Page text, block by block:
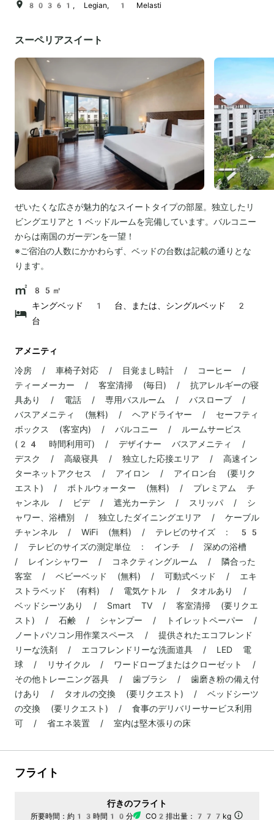
80361, Legian, 1 Melasti
スーペリアスイート
ぜいたくな広さが魅力的なスイートタイプの部屋。独立したリ
ビングエリアと1ベッドルームを完備しています。バルコニー
からは南国のガーデンを一望！
※ご宿泊の人数にかかわらず、ベッドの台数は記載の通りとな
ります。
85㎡
キングベッド 1 台、または、シングルベッド 2
台
アメニティ
冷房 / 車椅子対応 / 目覚まし時計 / コーヒー /
ティーメーカー / 客室清掃 (毎日) / 抗アレルギーの寝
具あり / 電話 / 専用バスルーム / バスローブ /
バスアメニティ (無料) / ヘアドライヤー / セーフティ
ボックス (客室内) / バルコニー / ルームサービス
(24 時間利用可) / デザイナー バスアメニティ /
デスク / 高級寝具 / 独立した応接エリア / 高速イン
ターネットアクセス / アイロン / アイロン台 (要リク
エスト) / ボトルウォーター (無料) / プレミアム チ
ャンネル / ビデ / 遮光カーテン / スリッパ / シ
ャワー、浴槽別 / 独立したダイニングエリア / ケーブル
チャンネル / WiFi (無料) / テレビのサイズ : 55
/ テレビのサイズの測定単位 : インチ / 深めの浴槽
/ レインシャワー / コネクティングルーム / 隣合った
客室 / ベビーベッド (無料) / 可動式ベッド / エキ
ストラベッド (有料) / 電気ケトル / タオルあり /
ベッドシーツあり / Smart TV / 客室清掃 (要リクエ
スト) / 石鹸 / シャンプー / トイレットペーパー /
ノートパソコン用作業スペース / 提供されたエコフレンド
リーな洗剤 / エコフレンドリーな洗面道具 / LED 電
球 / リサイクル / ワードローブまたはクローゼット /
その他トレーニング器具 / 歯ブラシ / 歯磨き粉の備え付
けあり / タオルの交換 (要リクエスト) / ベッドシーツ
の交換 (要リクエスト) / 食事のデリバリーサービス利用
可 / 省エネ装置 / 室内は堅木張りの床
フライト
行きのフライト
所要時間： 約13時間10分 CO2排出量： 777kg